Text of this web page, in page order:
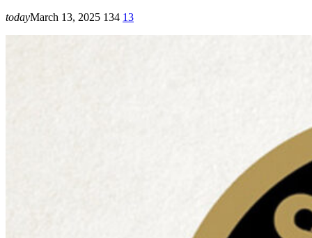
todayMarch 13, 2025 134 13